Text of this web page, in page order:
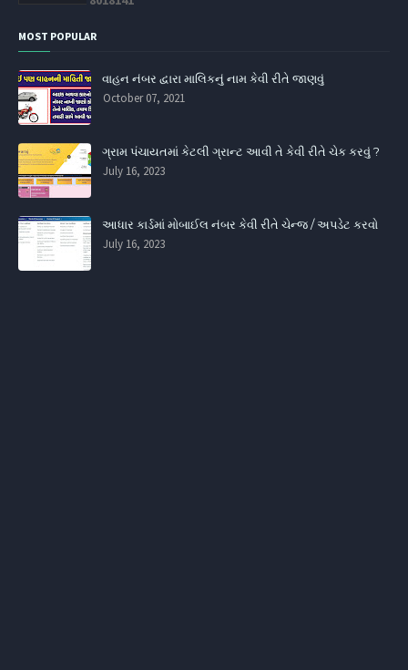
MOST POPULAR
વાહન નંબર દ્વારા માલિકનું નામ કેવી રીતે જાણવું
October 07, 2021
ગ્રામ પંચાયતમાં કેટલી ગ્રાન્ટ આવી તે કેવી રીતે ચેક કરવું ?
July 16, 2023
આધાર કાર્ડમાં મોબાઈલ નંબર કેવી રીતે ચેન્જ / અપડેટ કરવો
July 16, 2023